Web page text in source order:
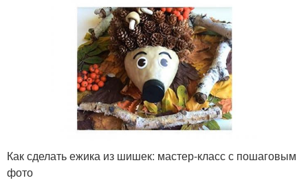
Как сделать ежика из шишек: мастер-класс с пошаговым
фото